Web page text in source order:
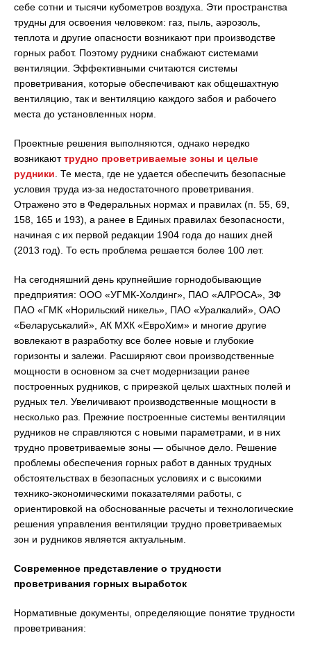
себе сотни и тысячи кубометров воздуха. Эти пространства
трудны для освоения человеком: газ, пыль, аэрозоль,
теплота и другие опасности возникают при производстве
горных работ. Поэтому рудники снабжают системами
вентиляции. Эффективными считаются системы
проветривания, которые обеспечивают как общешахтную
вентиляцию, так и вентиляцию каждого забоя и рабочего
места до установленных норм.
Проектные решения выполняются, однако нередко
возникаюттрудно проветриваемые зоны и целые
рудники . Те места, где не удается обеспечить безопасные
условия труда из-за недостаточного проветривания.
Отражено это в Федеральных нормах и правилах (п. 55, 69,
158, 165 и 193), а ранее в Единых правилах безопасности,
начиная с их первой редакции 1904 года до наших дней
(2013 год). То есть проблема решается более 100 лет.
На сегодняшний день крупнейшие горнодобывающие
предприятия: ООО «УГМК-Холдинг», ПАО «АЛРОСА», ЗФ
ПАО «ГМК «Норильский никель», ПАО «Уралкалий», ОАО
«Беларуськалий», АК МХК «ЕвроХим» и многие другие
вовлекают в разработку все более новые и глубокие
горизонты и залежи. Расширяют свои производственные
мощности в основном за счет модернизации ранее
построенных рудников, с прирезкой целых шахтных полей и
рудных тел. Увеличивают производственные мощности в
несколько раз. Прежние построенные системы вентиляции
рудников не справляются с новыми параметрами, и в них
трудно проветриваемые зоны — обычное дело. Решение
проблемы обеспечения горных работ в данных трудных
обстоятельствах в безопасных условиях и с высокими
технико-экономическими показателями работы, с
ориентировкой на обоснованные расчеты и технологические
решения управления вентиляции трудно проветриваемых
зон и рудников является актуальным.
Современное представление о трудности
проветривания горных выработок
Нормативные документы, определяющие понятие трудности
проветривания: